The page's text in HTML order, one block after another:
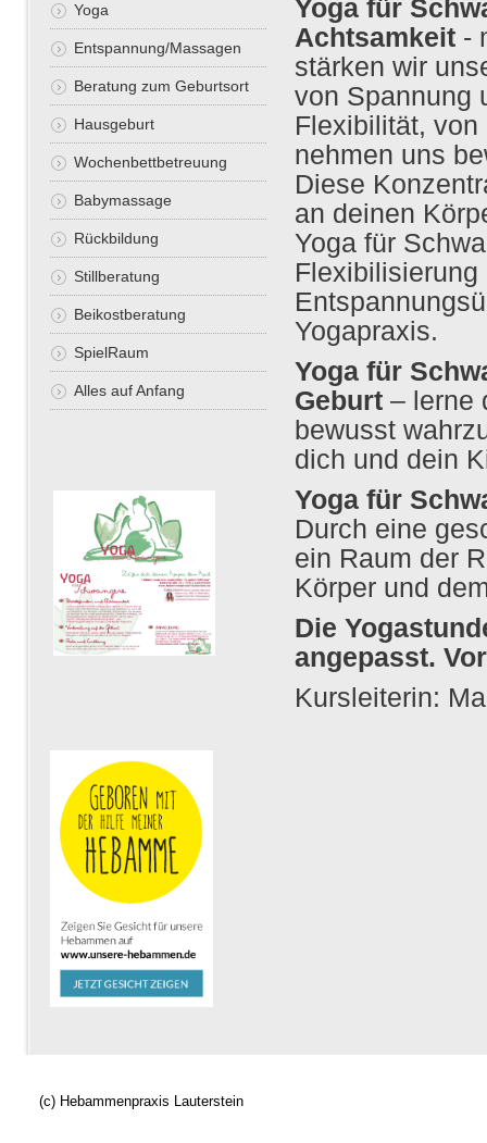
Yoga
Entspannung/Massagen
Beratung zum Geburtsort
Hausgeburt
Wochenbettbetreuung
Babymassage
Rückbildung
Stillberatung
Beikostberatung
SpielRaum
Alles auf Anfang
Yoga für
Achtsamkeit -
stärken wir
von Spannung
Flexibilität,
nehmen uns
Diese
an deinen
Yoga für
Yogapraxis.
Yoga für
Geburt – lerne
bewusst
dich und dein
Yoga für
Durch eine
ein Raum der
Körper und
Die
angepasst.
Kursleiterin:
(c) Hebammenpraxis Lauterstein